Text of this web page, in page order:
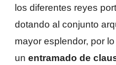
los diferentes reyes
dotando al conjunto
mayor esplendor, por
un entramado de